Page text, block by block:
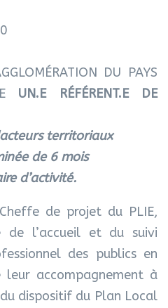
DU PAYS
UN.E RÉFÉRENT.E DE
territoriaux
de 6 mois
d’activité.
de projet du PLIE,
de l’accueil et du suivi
des publics en
accompagnement à
dispositif du Plan Local